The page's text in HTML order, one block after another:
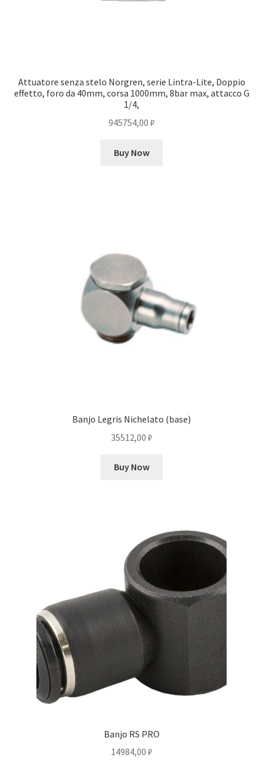
Attuatore senza stelo Norgren, serie Lintra-Lite, Doppio
effetto, foro da 40mm, corsa 1000mm, 8bar max, attacco G
1/4,
945754,00 ₽
Buy Now
Banjo Legris Nichelato (base)
35512,00 ₽
Buy Now
Banjo RS PRO
14984,00 ₽